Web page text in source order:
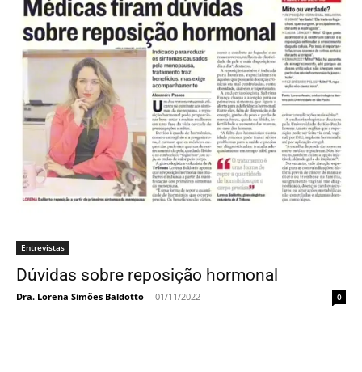
Entrevistas
Dúvidas sobre reposição hormonal
Dra. Lorena Simões Baldotto - 01/11/2022 0